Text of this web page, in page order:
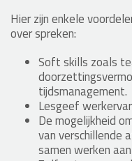
Hier zijn enkele
over spreken:
Soft skills zoals
tijdsmanagement.
Lesgeef
De mogelijkheid
van verschillende
samen werken